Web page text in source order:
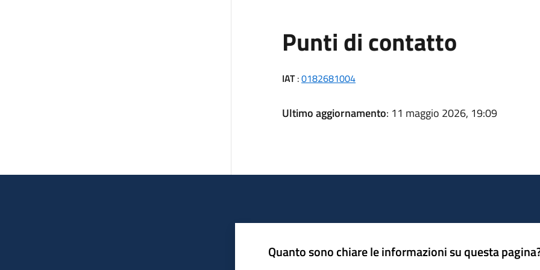
Punti di contatto
IAT:0182681004
Ultimo aggiornamento: 11 maggio 2026, 19:09
Quanto sono chiare le informazioni su questa